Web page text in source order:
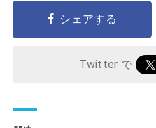
シェアする
Twitter で